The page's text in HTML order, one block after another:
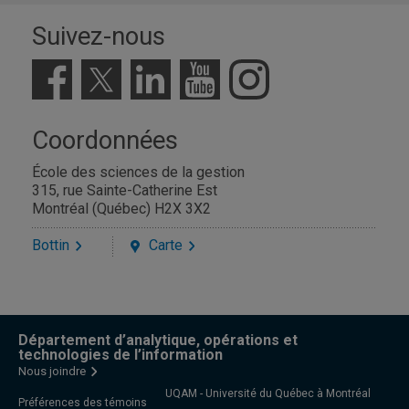
Suivez-nous
Coordonnées
École des sciences de la gestion
315, rue Sainte-Catherine Est
Montréal (Québec) H2X 3X2
Bottin Carte
Département d’analytique, opérations et
technologies de l’information
Nous joindre
Préférences des témoins
UQAM - Université du Québec à Montréal